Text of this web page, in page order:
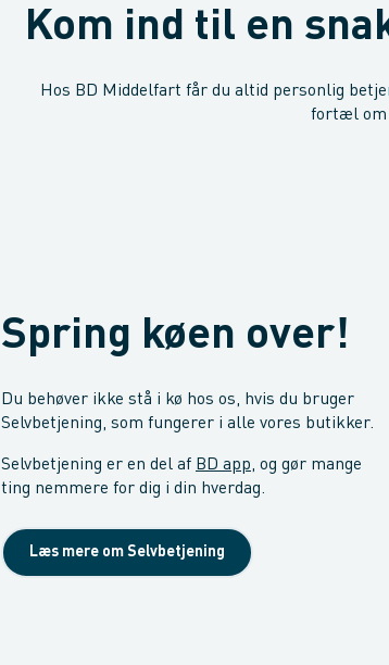
Kom ind til en
Hos BD Middelfart får du altid personlig
fortæl om
Spring køen over!
Du behøver ikke stå i kø hos os, hvis du bruger
Selvbetjening, som fungerer i alle vores butikker.
Selvbetjening er en del af BD app, og gør mange
ting nemmere for dig i din hverdag.
Læs mere om Selvbetjening